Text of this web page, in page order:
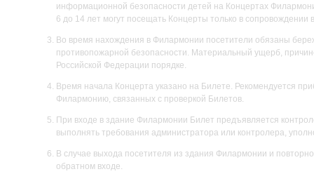
информационной безопасности детей на Концертах
6 до 14 лет могут посещать Концерты только в сопровождении
Во время нахождения в Филармонии посетители обязаны
противопожарной безопасности. Материальный ущерб,
Российской Федерации порядке.
Время начала Концерта указано на Билете. Рекомендуется
Филармонию, связанных с проверкой Билетов.
При входе в здание Филармонии Билет предъявляется
выполнять требования администратора или контролера,
В случае выхода посетителя из здания Филармонии и
обратном входе.